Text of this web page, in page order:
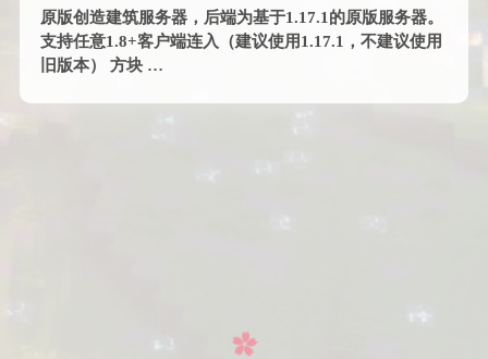
原版创造建筑服务器，后端为基于1.17.1的原版服务器。
支持任意1.8+客户端连入（建议使用1.17.1，不建议使用
旧版本） 方块 …